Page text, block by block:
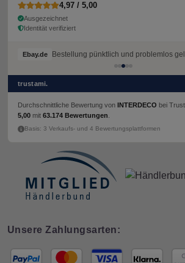
4,97 / 5,00
Ausgezeichnet
Identität verifiziert
Ebay.de Bestellung pünktlich und problemlos
trustami.
Durchschnittliche Bewertung von INTERDECO bei
5,00 mit 63.174 Bewertungen
Basis: 3 Verkaufs- und 4 Bewertungsplattformen
Unsere Zahlungsarten: